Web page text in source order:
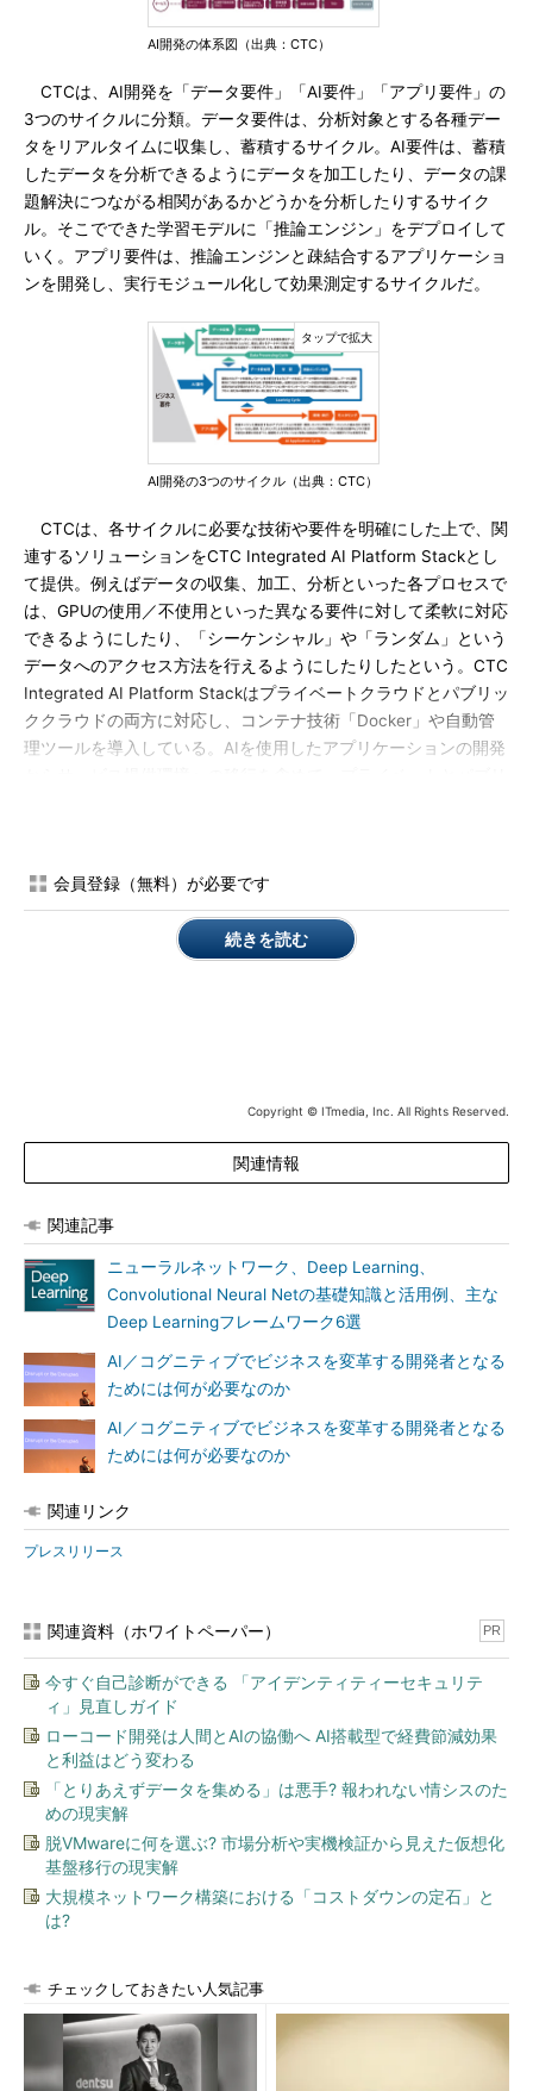
AI開発の体系図（出典：CTC）
CTCは、AI開発を「データ要件」「AI要件」「アプリ要件」の
3つのサイクルに分類。データ要件は、分析対象とする各種デー
タをリアルタイムに収集し、蓄積するサイクル。AI要件は、蓄積
したデータを分析できるようにデータを加工したり、データの課
題解決につながる相関があるかどうかを分析したりするサイク
ル。そこでできた学習モデルに「推論エンジン」をデプロイして
いく。アプリ要件は、推論エンジンと疎結合するアプリケーショ
ンを開発し、実行モジュール化して効果測定するサイクルだ。
AI開発の3つのサイクル（出典：CTC）
CTCは、各サイクルに必要な技術や要件を明確にした上で、関
連するソリューションをCTC Integrated AI Platform Stackとし
て提供。例えばデータの収集、加工、分析といった各プロセスで
は、GPUの使用／不使用といった異なる要件に対して柔軟に対応
できるようにしたり、「シーケンシャル」や「ランダム」という
データへのアクセス方法を行えるようにしたりしたという。CTC
Integrated AI Platform Stackはプライベートクラウドとパブリッ
ククラウドの両方に対応し、コンテナ技術「Docker」や自動管
理ツールを導入している。AIを使用したアプリケーションの開発
とAI開発を連携するソリューションや特定業務に特化したソリュ
ーションなども提供する予定だ。
会員登録（無料）が必要です
続きを読む
Copyright © ITmedia, Inc. All Rights Reserved.
関連情報
関連記事
ニューラルネットワーク、Deep Learning、
Convolutional Neural Netの基礎知識と活用例、主な
Deep Learningフレームワーク6選
AI／コグニティブでビジネスを変革する開発者となる
ためには何が必要なのか
AI／コグニティブでビジネスを変革する開発者となる
ためには何が必要なのか
関連リンク
プレスリリース
関連資料（ホワイトペーパー） PR
今すぐ自己診断ができる 「アイデンティティーセキュリテ
ィ」見直しガイド
ローコード開発は人間とAIの協働へ AI搭載型で経費節減効果
と利益はどう変わる
「とりあえずデータを集める」は悪手? 報われない情シスのた
めの現実解
脱VMwareに何を選ぶ? 市場分析や実機検証から見えた仮想化
基盤移行の現実解
大規模ネットワーク構築における「コストダウンの定石」と
は?
チェックしておきたい人気記事